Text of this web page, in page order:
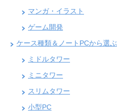
マンガ・イラスト
ゲーム開発
ケース種類＆ノートPCから選ぶ
ミドルタワー
ミニタワー
スリムタワー
小型PC